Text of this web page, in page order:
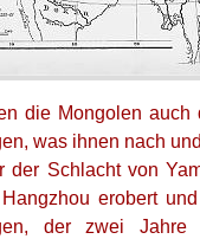
die Mongolen
was ihnen nach
der Schlacht von
erobert
der zwei